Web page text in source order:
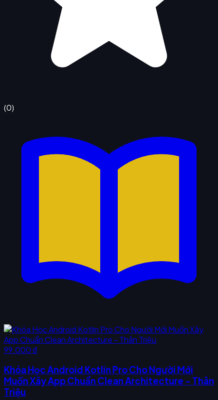
(0)
99.000 ₫
Khóa Học Android Kotlin Pro Cho Người Mới
Muốn Xây App Chuẩn Clean Architecture - Thân
Triệu